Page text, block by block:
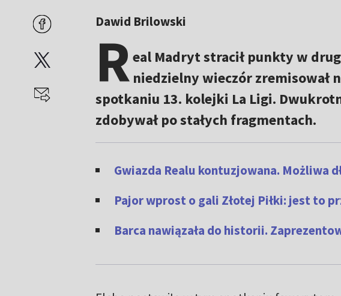
Dawid Brilowski
Real Madryt stracił punkty w
niedzielny wieczór zremisował
spotkaniu 13. kolejki La Ligi.
zdobywał po stałych fragmentach.
Gwiazda Realu kontuzjowana. Możliwa
Pajor wprost o gali Złotej Piłki: jest to
Barca nawiązała do historii.